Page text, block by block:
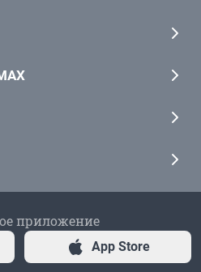
приложение
App Store